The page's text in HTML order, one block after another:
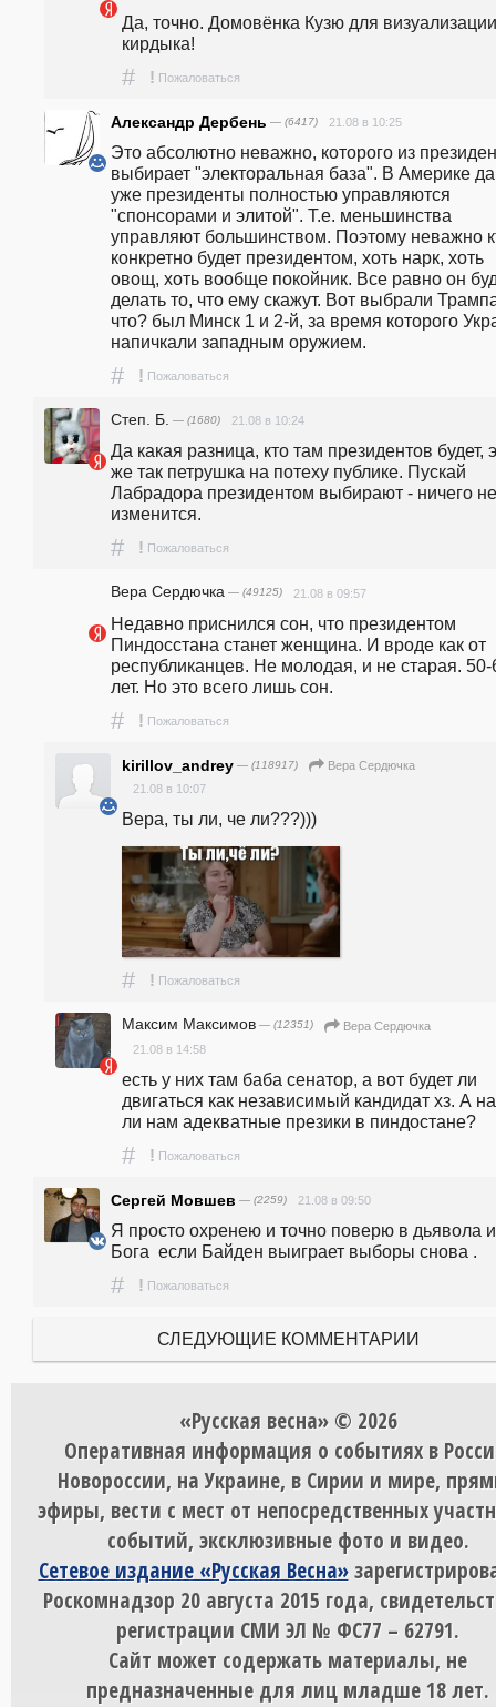
Да, точно. Домовёнка Кузю для визуализации
кирдыка!
# ! Пожаловаться
Александр Дербень — (6417) 21.08 в 10:25
Это абсолютно неважно, которого из
выбирает "электоральная база". В Америке
уже президенты полностью управляются
"спонсорами и элитой". Т.е. меньшинства
управляют большинством. Поэтому неважно
конкретно будет президентом, хоть нарк, хоть
овощ, хоть вообще покойник. Все равно он
делать то, что ему скажут. Вот выбрали
что? был Минск 1 и 2-й, за время которого
напичкали западным оружием.
# ! Пожаловаться
Степ. Б. — (1680) 21.08 в 10:24
Да какая разница, кто там президентов будет,
же так петрушка на потеху публике. Пускай
Лабрадора президентом выбирают - ничего не
изменится.
# ! Пожаловаться
Вера Сердючка — (49125) 21.08 в 09:57
Недавно приснился сон, что президентом
Пиндосстана станет женщина. И вроде как от
республиканцев. Не молодая, и не старая. 50-
лет. Но это всего лишь сон.
# ! Пожаловаться
kirillov_andrey — (118917)
Вера Сердючка
21.08 в 10:07
Вера, ты ли, че ли???)))
# ! Пожаловаться
Максим Максимов — (12351)
Вера Сердючка
21.08 в 14:58
есть у них там баба сенатор, а вот будет ли
двигаться как независимый кандидат хз. А
ли нам адекватные презики в пиндостане?
# ! Пожаловаться
Сергей Мовшев — (2259) 21.08 в 09:50
Я просто охренею и точно поверю в дьявола и
Бога  если Байден выиграет выборы снова .
# ! Пожаловаться
СЛЕДУЮЩИЕ КОММЕНТАРИИ
«Русская весна» © 2026
Оперативная информация о событиях в
Новороссии, на Украине, в Сирии и мире,
эфиры, вести с мест от непосредственных
событий, эксклюзивные фото и видео.
Сетевое издание «Русская Весна»
Роскомнадзор 20 августа 2015 года,
регистрации СМИ ЭЛ № ФС77 – 62791.
Сайт может содержать материалы, не
предназначенные для лиц младше 18 лет.